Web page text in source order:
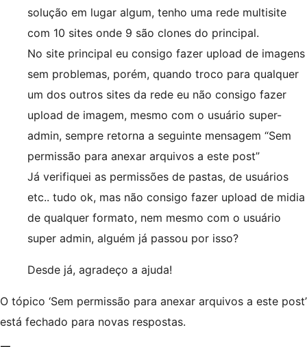
solução em lugar algum, tenho uma rede multisite
com 10 sites onde 9 são clones do principal.
No site principal eu consigo fazer upload de imagens
sem problemas, porém, quando troco para qualquer
um dos outros sites da rede eu não consigo fazer
upload de imagem, mesmo com o usuário super-
admin, sempre retorna a seguinte mensagem “Sem
permissão para anexar arquivos a este post”
Já verifiquei as permissões de pastas, de usuários
etc.. tudo ok, mas não consigo fazer upload de midia
de qualquer formato, nem mesmo com o usuário
super admin, alguém já passou por isso?
Desde já, agradeço a ajuda!
O tópico ‘Sem permissão para anexar arquivos a este post’
está fechado para novas respostas.